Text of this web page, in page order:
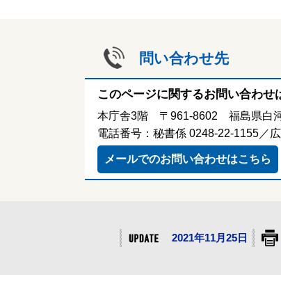
問い合わせ先
このページに関するお問い合わせ
本庁舎3階 〒961-8602 福島県白
電話番号：秘書係 0248-22-1155／
メールでのお問い合わせはこちら
2021年11月25日